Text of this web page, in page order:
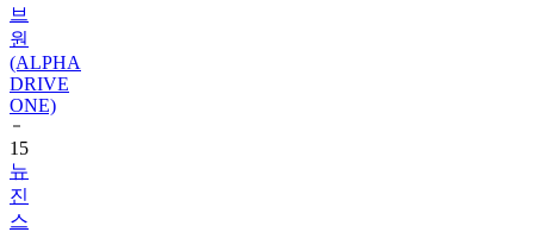
브
원
(ALPHA
DRIVE
ONE)
15
뉴
진
스